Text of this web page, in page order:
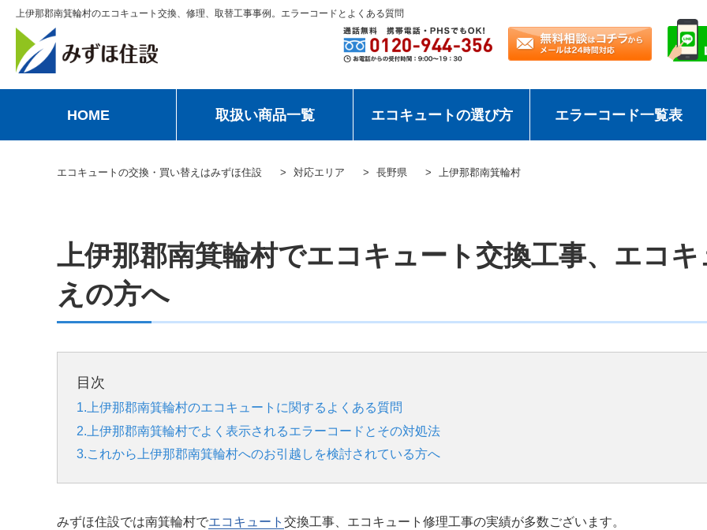
上伊那郡南箕輪村のエコキュート交換、修理、取替工事事例。エラーコードとよくある質問
HOME 取扱い商品一覧 エコキュートの選び方 エラーコード一覧表
エコキュートの交換・買い替えはみずほ住設 対応エリア 長野県 上伊那郡南箕輪村
上伊那郡南箕輪村でエコキュート交換工事、エコ
えの方へ
目次
1.上伊那郡南箕輪村のエコキュートに関するよくある質問
2.上伊那郡南箕輪村でよく表示されるエラーコードとその対処法
3.これから上伊那郡南箕輪村へのお引越しを検討されている方へ
みずほ住設では南箕輪村でエコキュート 交換工事、エコキュート修理工事の実績が多数ございます。